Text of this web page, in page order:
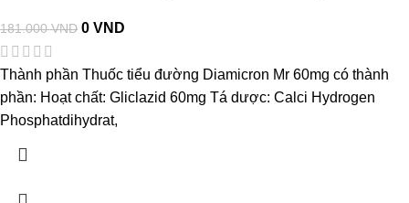
181.000VND 0VND
Thành phần Thuốc tiểu đường Diamicron Mr 60mg có thành
phần: Hoạt chất: Gliclazid 60mg Tá dược: Calci Hydrogen
Phosphatdihydrat,